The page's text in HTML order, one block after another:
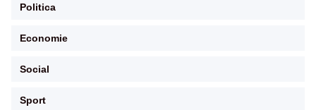
Politica
Economie
Social
Sport